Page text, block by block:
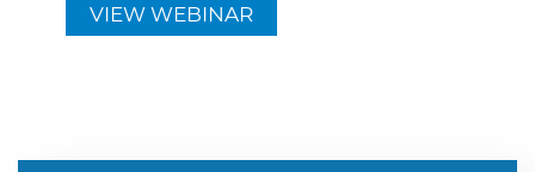
VIEW WEBINAR